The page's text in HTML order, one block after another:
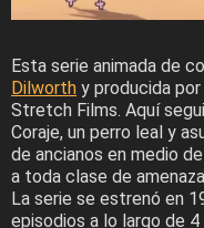
Esta serie animada de
Dilworth y producida
Stretch Films. Aquí
Coraje, un perro leal y
de ancianos en medio
a toda clase de
La serie se estrenó en
episodios a lo largo de